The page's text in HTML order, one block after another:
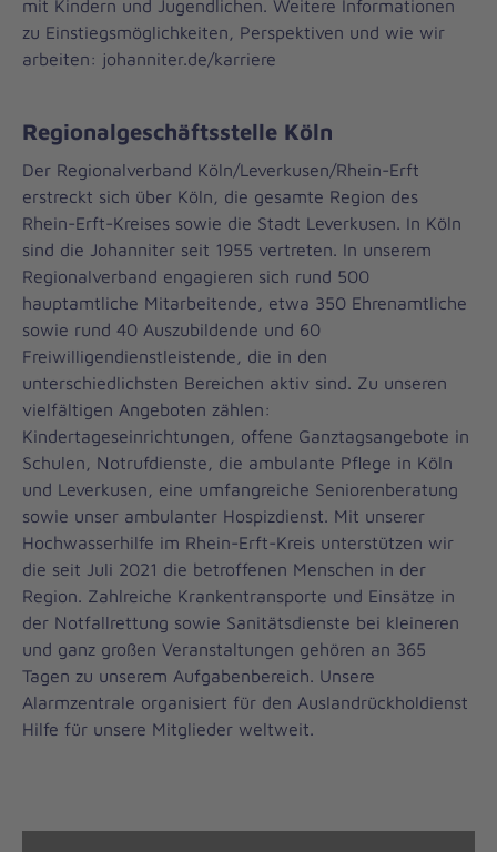
mit Kindern und Jugendlichen. Weitere Informationen
zu Einstiegsmöglichkeiten, Perspektiven und wie wir
arbeiten: johanniter.de/karriere
Regionalgeschäftsstelle Köln
Der Regionalverband Köln/Leverkusen/Rhein-Erft
erstreckt sich über Köln, die gesamte Region des
Rhein-Erft-Kreises sowie die Stadt Leverkusen. In Köln
sind die Johanniter seit 1955 vertreten. In unserem
Regionalverband engagieren sich rund 500
hauptamtliche Mitarbeitende, etwa 350 Ehrenamtliche
sowie rund 40 Auszubildende und 60
Freiwilligendienstleistende, die in den
unterschiedlichsten Bereichen aktiv sind. Zu unseren
vielfältigen Angeboten zählen:
Kindertageseinrichtungen, offene Ganztagsangebote in
Schulen, Notrufdienste, die ambulante Pflege in Köln
und Leverkusen, eine umfangreiche Seniorenberatung
sowie unser ambulanter Hospizdienst. Mit unserer
Hochwasserhilfe im Rhein-Erft-Kreis unterstützen wir
die seit Juli 2021 die betroffenen Menschen in der
Region. Zahlreiche Krankentransporte und Einsätze in
der Notfallrettung sowie Sanitätsdienste bei kleineren
und ganz großen Veranstaltungen gehören an 365
Tagen zu unserem Aufgabenbereich. Unsere
Alarmzentrale organisiert für den Auslandrückholdienst
Hilfe für unsere Mitglieder weltweit.